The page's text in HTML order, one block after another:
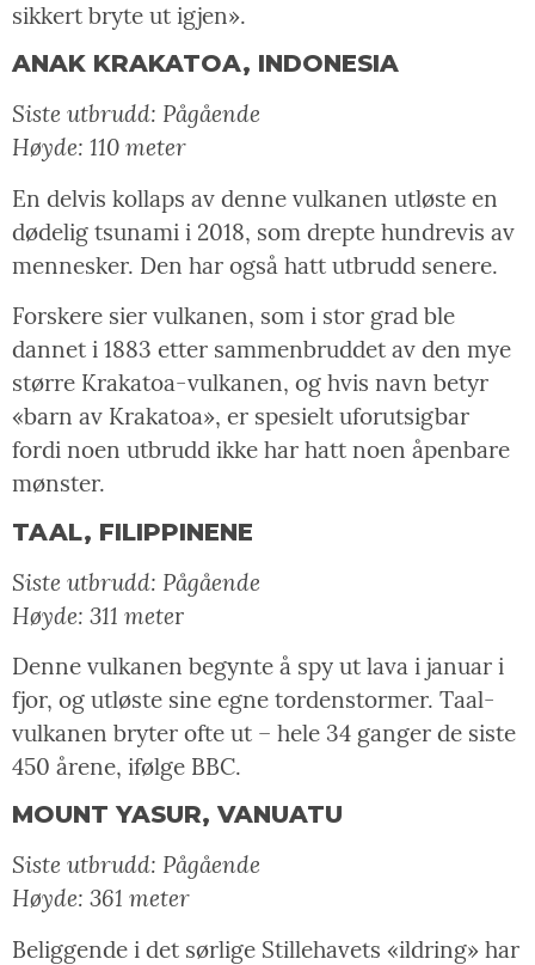
sikkert bryte ut igjen».
ANAK KRAKATOA, INDONESIA
Siste utbrudd: Pågående
Høyde: 110 meter
En delvis kollaps av denne vulkanen utløste en
dødelig tsunami i 2018, som drepte hundrevis av
mennesker. Den har også hatt utbrudd senere.
Forskere sier vulkanen, som i stor grad ble
dannet i 1883 etter sammenbruddet av den mye
større Krakatoa-vulkanen, og hvis navn betyr
«barn av Krakatoa», er spesielt uforutsigbar
fordi noen utbrudd ikke har hatt noen åpenbare
mønster.
TAAL, FILIPPINENE
Siste utbrudd: Pågående
Høyde: 311 meter
Denne vulkanen begynte å spy ut lava i januar i
fjor, og utløste sine egne tordenstormer. Taal-
vulkanen bryter ofte ut – hele 34 ganger de siste
450 årene, ifølge BBC.
MOUNT YASUR, VANUATU
Siste utbrudd: Pågående
Høyde: 361 meter
Beliggende i det sørlige Stillehavets «ildring» har